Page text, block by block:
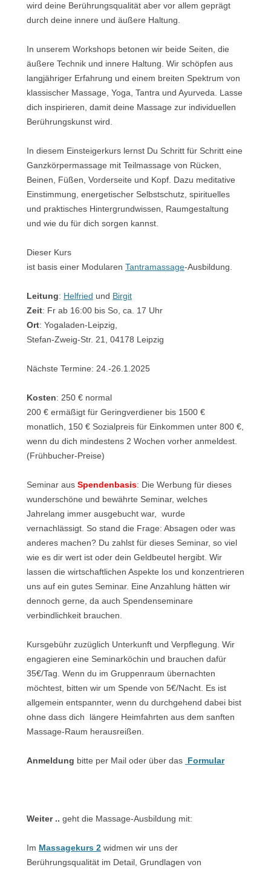
wird deine Berührungsqualität aber vor allem geprägt
durch deine innere und äußere Haltung.
In unserem Workshops betonen wir beide Seiten, die
äußere Technik und innere Haltung. Wir schöpfen aus
langjähriger Erfahrung und einem breiten Spektrum von
klassischer Massage, Yoga, Tantra und Ayurveda. Lasse
dich inspirieren, damit deine Massage zur individuellen
Berührungskunst wird.
In diesem Einsteigerkurs lernst Du Schritt für Schritt eine
Ganzkörpermassage mit Teilmassage von Rücken,
Beinen, Füßen, Vorderseite und Kopf. Dazu meditative
Einstimmung, energetischer Selbstschutz, spirituelles
und praktisches Hintergrundwissen, Raumgestaltung
und wie du für dich sorgen kannst.
Dieser Kurs
ist basis einer Modularen Tantramassage-Ausbildung.
Leitung: Helfried und Birgit
Zeit: Fr ab 16:00 bis So, ca. 17 Uhr
Ort: Yogaladen-Leipzig,
Stefan-Zweig-Str. 21, 04178 Leipzig
Nächste Termine: 24.-26.1.2025
Kosten: 250 € normal
200 € ermäßigt für Geringverdiener bis 1500 €
monatlich, 150 € Sozialpreis für Einkommen unter 800 €,
wenn du dich mindestens 2 Wochen vorher anmeldest.
(Frühbucher-Preise)
Seminar aus Spendenbasis: Die Werbung für dieses
wunderschöne und bewährte Seminar, welches
Jahrelang immer ausgebucht war, wurde
vernachlässigt. So stand die Frage: Absagen oder was
anderes machen? Du zahlst für dieses Seminar, so viel
wie es dir wert ist oder dein Geldbeutel hergibt. Wir
lassen die wirtschaftlichen Aspekte los und konzentrieren
uns auf ein gutes Seminar. Eine Anzahlung hätten wir
dennoch gerne, da auch Spendenseminare
verbindlichkeit brauchen.
Kursgebühr zuzüglich Unterkunft und Verpflegung. Wir
engagieren eine Seminarköchin und brauchen dafür
35€/Tag. Wenn du im Gruppenraum übernachten
möchtest, bitten wir um Spende von 5€/Nacht. Es ist
allgemein entspannter, wenn du durchgehend dabei bist
ohne dass dich längere Heimfahrten aus dem sanften
Massage-Raum herausreißen.
Anmeldung bitte per Mail oder über das Formular
Weiter .. geht die Massage-Ausbildung mit:
Im Massagekurs 2 widmen wir uns der
Berührungsqualität im Detail, Grundlagen von